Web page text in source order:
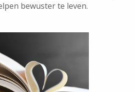
bewuster te leven.